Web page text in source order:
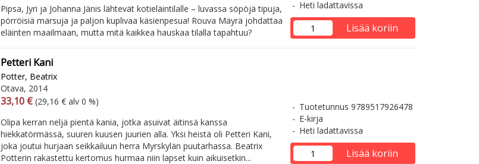
Pipsa, Jyri ja Johanna Jänis lähtevät kotieläintilalle – luvassa söpöjä tipuja,
pörröisiä marsuja ja paljon kuplivaa käsienpesua! Rouva Mäyrä johdattaa
eläinten maailmaan, mutta mitä kaikkea hauskaa tilalla tapahtuu?
Heti ladattavissa
Lisää koriin
Petteri Kani
Potter, Beatrix
Otava, 2014
Arvonlisäverollinen hinta
33,10 € Arvonlisäveroton hinta
(29,16 € alv 0 %)
Olipa kerran neljä pientä kania, jotka asuivat äitinsä kanssa
hiekkatörmässä, suuren kuusen juurien alla. Yksi heistä oli Petteri Kani,
joka joutui hurjaan seikkailuun herra Myrskylän puutarhassa. Beatrix
Potterin rakastettu kertomus hurmaa niin lapset kuin aikuisetkin...
Tuotetunnus 9789517926478
E-kirja
Heti ladattavissa
Lisää koriin